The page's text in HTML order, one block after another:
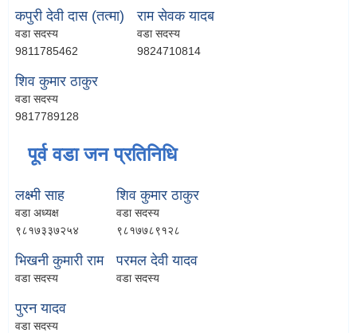
कपुरी देवी दास (तत्मा)
वडा सदस्य
9811785462
राम सेवक यादब
वडा सदस्य
9824710814
शिव कुमार ठाकुर
वडा सदस्य
9817789128
पूर्व वडा जन प्रतिनिधि
लक्ष्मी साह
वडा अध्यक्ष
९८१७३३७२५४
शिव कुमार ठाकुर
वडा सदस्य
९८१७७८९१२८
भिखनी कुमारी राम
वडा सदस्य
परमल देवी यादव
वडा सदस्य
पुरन यादव
वडा सदस्य